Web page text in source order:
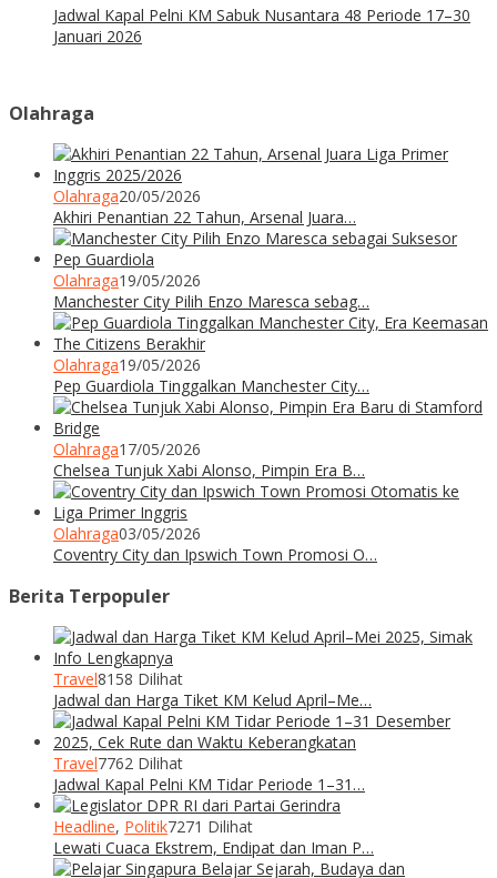
Jadwal Kapal Pelni KM Sabuk Nusantara 48 Periode 17–30
Januari 2026
Olahraga
Olahraga20/05/2026
Akhiri Penantian 22 Tahun, Arsenal Juara…
Olahraga19/05/2026
Manchester City Pilih Enzo Maresca sebag…
Olahraga19/05/2026
Pep Guardiola Tinggalkan Manchester City…
Olahraga17/05/2026
Chelsea Tunjuk Xabi Alonso, Pimpin Era B…
Olahraga03/05/2026
Coventry City dan Ipswich Town Promosi O…
Berita Terpopuler
Travel8158 Dilihat
Jadwal dan Harga Tiket KM Kelud April–Me…
Travel7762 Dilihat
Jadwal Kapal Pelni KM Tidar Periode 1–31…
Headline, Politik7271 Dilihat
Lewati Cuaca Ekstrem, Endipat dan Iman P…